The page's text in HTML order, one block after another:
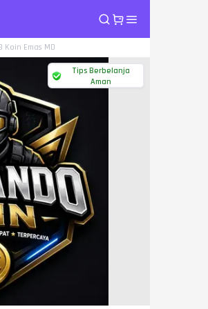
Koin Emas MD
Tips Berbelanja
Aman